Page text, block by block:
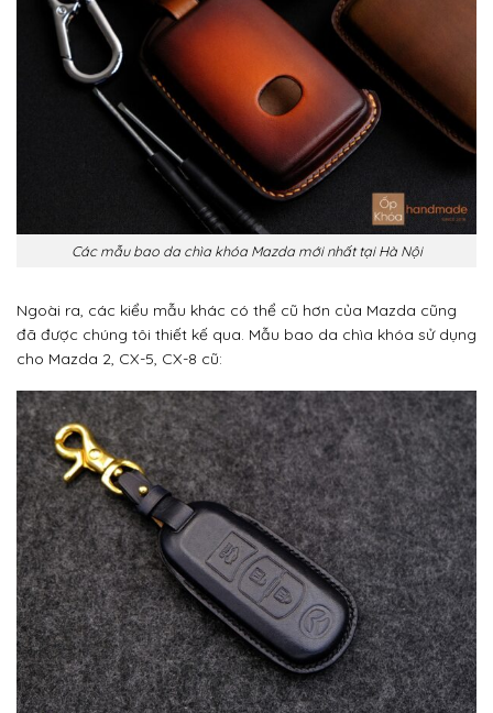
Các mẫu bao da chìa khóa Mazda mới nhất tại Hà Nội
Ngoài ra, các kiểu mẫu khác có thể cũ hơn của Mazda cũng
đã được chúng tôi thiết kế qua. Mẫu bao da chìa khóa sử dụng
cho Mazda 2, CX-5, CX-8 cũ: